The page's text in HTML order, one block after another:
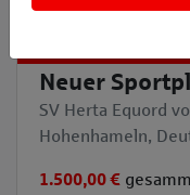
Neuer
SV Herta Equord
Hohenhameln,
1.500,00 €